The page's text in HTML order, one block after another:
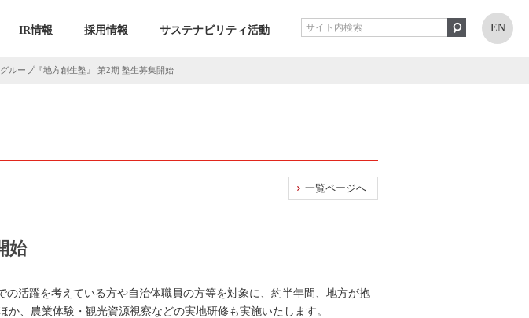
IR情報 採用情報 サステナビリティ活動 EN
ループ『地方創生塾』 第2期 塾生募集開始
一覧ページへ
始
活躍を考えている方や自治体職員の方等を対象に、約半年間、地方が抱
、農業体験・観光資源視察などの実地研修も実施いたします。